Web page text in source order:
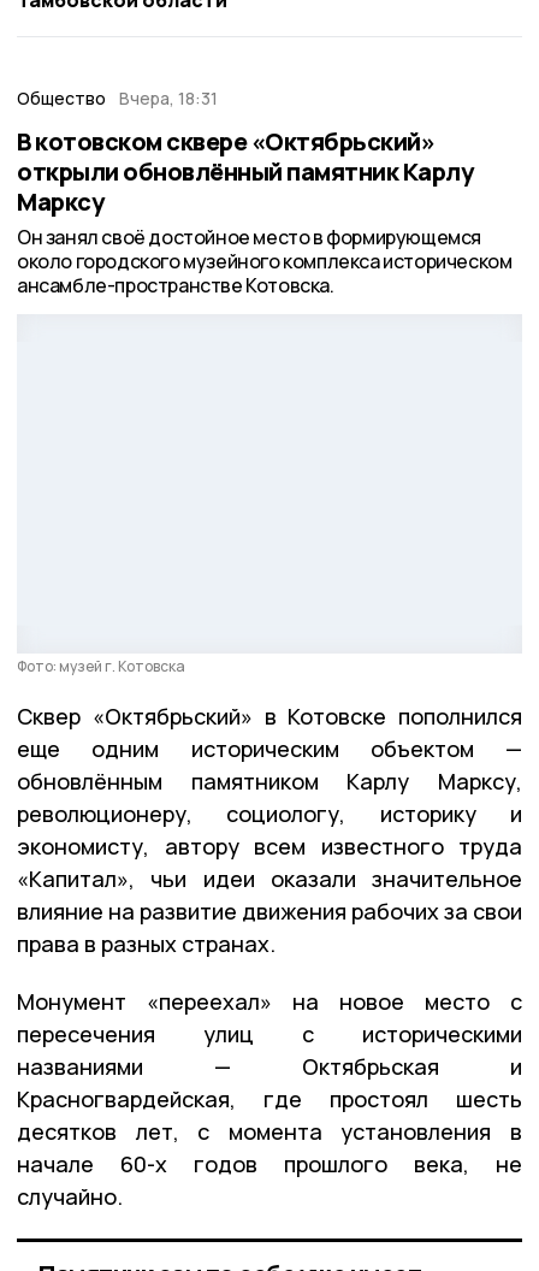
Общество Вчера, 18:31
В котовском сквере «Октябрьский»
открыли обновлённый памятник Карлу
Марксу
Он занял своё достойное место в формирующемся
около городского музейного комплекса историческом
ансамбле-пространстве Котовска.
Фото: музей г. Котовска
Сквер «Октябрьский» в Котовске пополнился
еще одним историческим объектом —
обновлённым памятником Карлу Марксу,
революционеру, социологу, историку и
экономисту, автору всем известного труда
«Капитал», чьи идеи оказали значительное
влияние на развитие движения рабочих за свои
права в разных странах.
Монумент «переехал» на новое место с
пересечения улиц с историческими
названиями — Октябрьская и
Красногвардейская, где простоял шесть
десятков лет, с момента установления в
начале 60-х годов прошлого века, не
случайно.